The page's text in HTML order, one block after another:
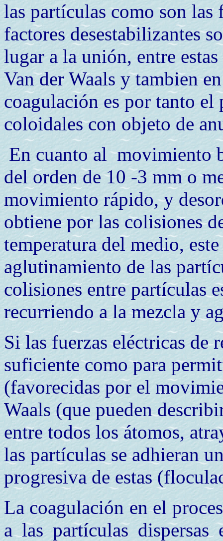
las partículas como son
factores desestabilizantes
lugar a la unión, entre
Van der Waals y tambien
coagulación es por tanto el
coloidales con objeto de
En cuanto al movimiento
del orden de 10 -3 mm o
movimiento rápido, y
obtiene por las colisiones
temperatura del medio,
aglutinamiento de las
colisiones entre partículas
recurriendo a la mezcla y
Si las fuerzas eléctricas de
suficiente como para
(favorecidas por el
Waals (que pueden
entre todos los átomos,
las partículas se adhieran
progresiva de estas
La coagulación en el
a las partículas